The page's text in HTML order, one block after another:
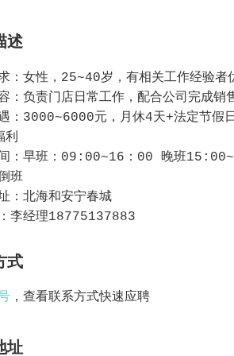
述
：女性，25~40岁，有相关工作经验者
：负责门店日常工作，配合公司完成销
：3000~6000元，月休4天+法定节假日
利
：早班：09:00~16：00 晚班
班
：北海和安宁春城
李经理18775137883
式
，查看联系方式快速应聘
址